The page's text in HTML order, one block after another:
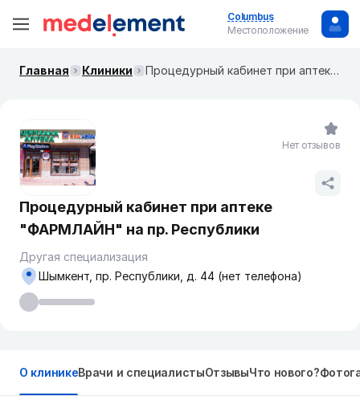
Columbus
Местоположение
Главная Клиники Процедурный кабинет при аптеке "ФАРМЛАЙН" на пр. Республики
Процедурный кабинет при аптеке
"ФАРМЛАЙН" на пр. Республики
Другая специализация
Шымкент, пр. Республики, д. 44 (нет телефона)
Нет отзывов
О клиникеВрачи и специалистыОтзывыЧто нового?